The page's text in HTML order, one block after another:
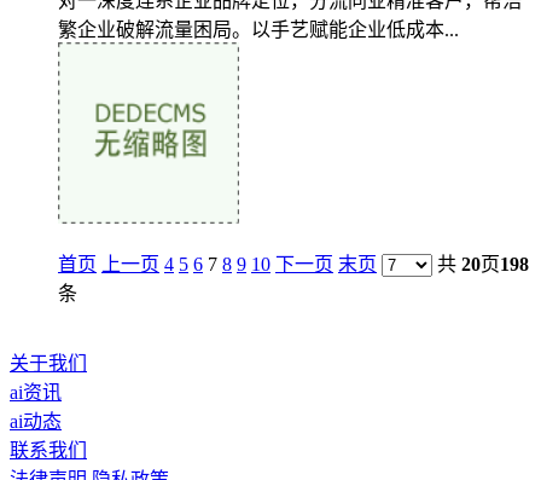
繁企业破解流量困局。以手艺赋能企业低成本...
首页 上一页 4 5 6 7 8 9 10 下一页 末页 共 20页198
条
关于我们
ai资讯
ai动态
联系我们